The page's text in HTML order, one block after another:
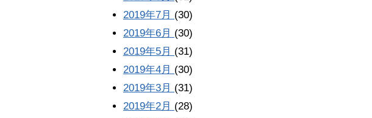
2019年7月 (30)
2019年6月 (30)
2019年5月 (31)
2019年4月 (30)
2019年3月 (31)
2019年2月 (28)